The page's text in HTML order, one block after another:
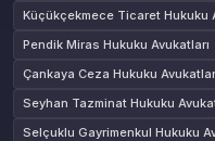
Küçükçekmece Ticaret Hukuku
Pendik Miras Hukuku Avukatları
Çankaya Ceza Hukuku
Seyhan Tazminat Hukuku
Selçuklu Gayrimenkul Hukuku